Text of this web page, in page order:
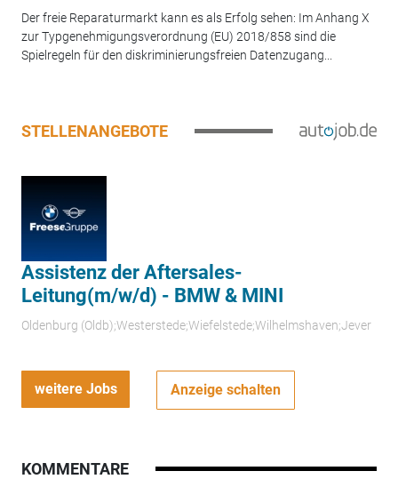
Der freie Reparaturmarkt kann es als Erfolg sehen: Im Anhang X
zur Typgenehmigungsverordnung (EU) 2018/858 sind die
Spielregeln für den diskriminierungsfreien Datenzugang...
STELLENANGEBOTE
Assistenz der Aftersales-
Leitung(m/w/d) - BMW & MINI
Oldenburg (Oldb);Westerstede;Wiefelstede;Wilhelmshaven;Jever
weitere Jobs Anzeige schalten
KOMMENTARE